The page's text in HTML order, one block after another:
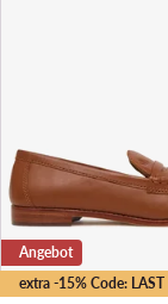
extra -15% Code: LAST
Angebot